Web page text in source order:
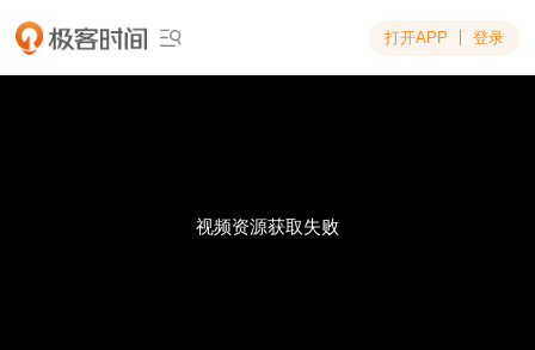
 打开APP 登录
视频资源获取失败